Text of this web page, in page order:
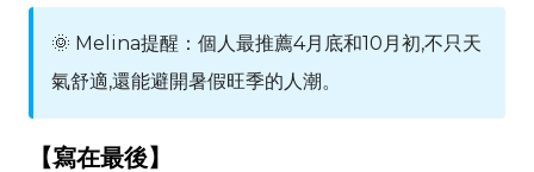
🌞 Melina提醒：個人最推薦4月底和10月初,不只天
氣舒適,還能避開暑假旺季的人潮。
【寫在最後】